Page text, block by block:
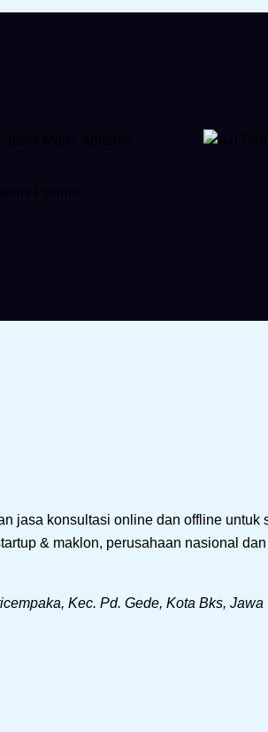
jasa konsultasi online dan offline untuk
& maklon, perusahaan nasional dan
Kec. Pd. Gede, Kota Bks, Jawa